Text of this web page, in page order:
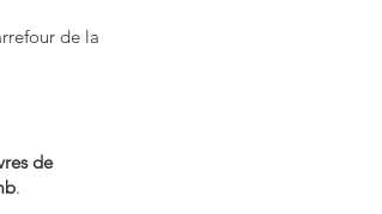
de la
de
.